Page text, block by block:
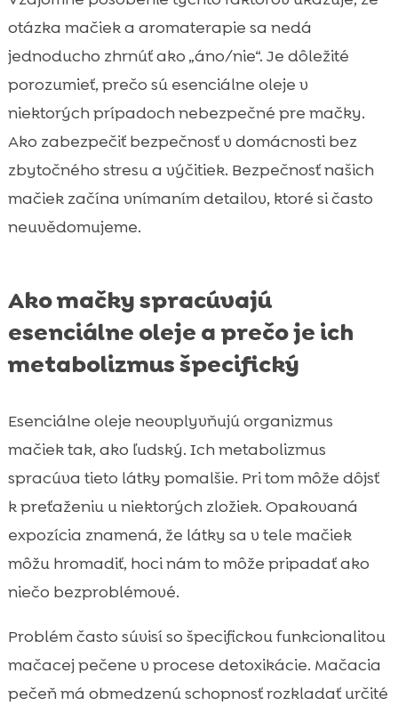
otázka mačiek a aromaterapie sa nedá
jednoducho zhrnúť ako „áno/nie“. Je dôležité
porozumieť, prečo sú esenciálne oleje v
niektorých prípadoch nebezpečné pre mačky.
Ako zabezpečiť bezpečnosť v domácnosti bez
zbytočného stresu a výčitiek. Bezpečnosť našich
mačiek začína vnímaním detailov, ktoré si často
neuvědomujeme.
Ako mačky spracúvajú
esenciálne oleje a prečo je ich
metabolizmus špecifický
Esenciálne oleje neovplyvňujú organizmus
mačiek tak, ako ľudský. Ich metabolizmus
spracúva tieto látky pomalšie. Pri tom môže dôjsť
k preťaženiu u niektorých zložiek. Opakovaná
expozícia znamená, že látky sa v tele mačiek
môžu hromadiť, hoci nám to môže pripadať ako
niečo bezproblémové.
Problém často súvisí so špecifickou funkcionalitou
mačacej pečene v procese detoxikácie. Mačacia
pečeň má obmedzenú schopnosť rozkladať určité